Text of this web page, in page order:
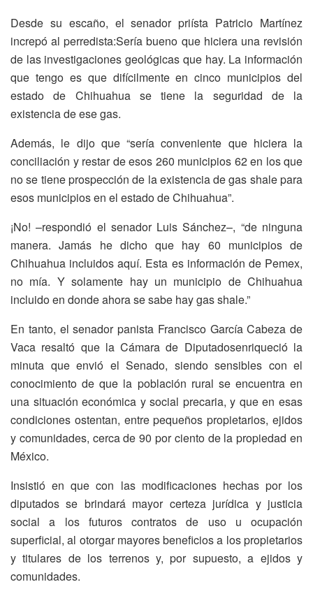
Desde su escaño, el senador priísta Patricio Martínez
increpó al perredista:Sería bueno que hiciera una revisión
de las investigaciones geológicas que hay. La información
que tengo es que difícilmente en cinco municipios del
estado de Chihuahua se tiene la seguridad de la
existencia de ese gas.
Además, le dijo que “sería conveniente que hiciera la
conciliación y restar de esos 260 municipios 62 en los que
no se tiene prospección de la existencia de gas shale para
esos municipios en el estado de Chihuahua”.
¡No! –respondió el senador Luis Sánchez–, “de ninguna
manera. Jamás he dicho que hay 60 municipios de
Chihuahua incluidos aquí. Esta es información de Pemex,
no mía. Y solamente hay un municipio de Chihuahua
incluido en donde ahora se sabe hay gas shale.”
En tanto, el senador panista Francisco García Cabeza de
Vaca resaltó que la Cámara de Diputadosenriqueció la
minuta que envió el Senado, siendo sensibles con el
conocimiento de que la población rural se encuentra en
una situación económica y social precaria, y que en esas
condiciones ostentan, entre pequeños propietarios, ejidos
y comunidades, cerca de 90 por ciento de la propiedad en
México.
Insistió en que con las modificaciones hechas por los
diputados se brindará mayor certeza jurídica y justicia
social a los futuros contratos de uso u ocupación
superficial, al otorgar mayores beneficios a los propietarios
y titulares de los terrenos y, por supuesto, a ejidos y
comunidades.